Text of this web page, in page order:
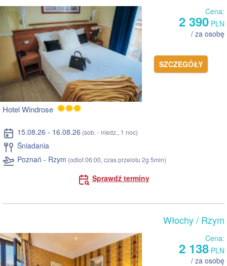
Cena:
2 390 PLN
/ za osobę
SZCZEGÓŁY
Hotel Windrose
15.08.26 - 16.08.26 (sob. - niedz., 1 noc)
Śniadania
Poznań - Rzym (odlot 06:00, czas przelotu 2g 5min)
Sprawdź terminy
Włochy/ Rzym
Cena:
2 138 PLN
/ za osobę